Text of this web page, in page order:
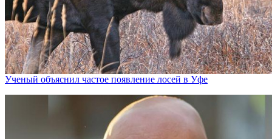
Ученый объяснил частое появление лосей в Уфе